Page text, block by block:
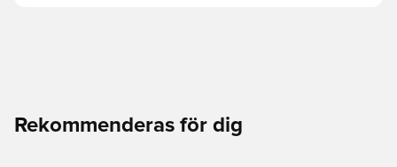
Rekommenderas för dig